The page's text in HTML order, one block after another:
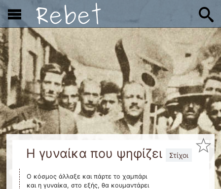
x
Η γυναίκα που ψηφίζει Στίχοι
Ο κόσμος άλλαξε και πάρτε το χαμπάρι